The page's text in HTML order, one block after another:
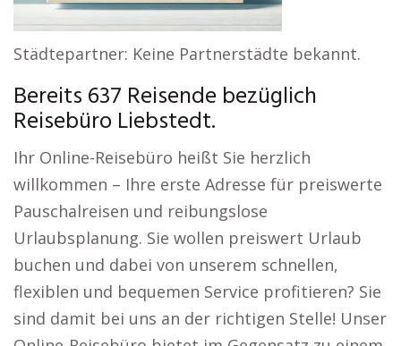
Städtepartner: Keine Partnerstädte bekannt.
Bereits 637 Reisende bezüglich
Reisebüro Liebstedt.
Ihr Online-Reisebüro heißt Sie herzlich
willkommen – Ihre erste Adresse für preiswerte
Pauschalreisen und reibungslose
Urlaubsplanung. Sie wollen preiswert Urlaub
buchen und dabei von unserem schnellen,
flexiblen und bequemen Service profitieren? Sie
sind damit bei uns an der richtigen Stelle! Unser